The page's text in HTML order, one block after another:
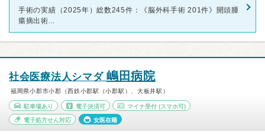
手術の実績（2025年）総数245件：《脳外科手術 201件》開頭腫
瘍摘出術...
社会医療法人シマダ 嶋田病院
福岡県小郡市小郡（西鉄小郡駅（小郡駅）、大板井駅）
駐車場あり 電子決済可 マイナ受付 (スマホ可)
電子処方せん対応 女医在籍